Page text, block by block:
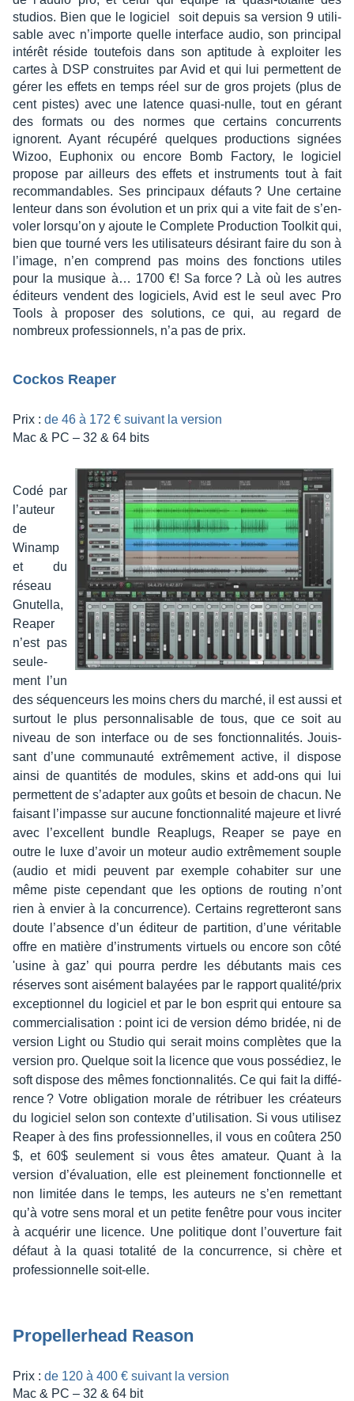
studios. Bien que le logi­ciel soit depuis sa version 9 utili­
sable avec n’im­porte quelle inter­face audio, son prin­ci­pal
inté­rêt réside toute­fois dans son apti­tude à exploi­ter les
cartes à DSP construites par Avid et qui lui permettent de
gérer les effets en temps réel sur de gros projets (plus de
cent pistes) avec une latence quasi-nulle, tout en gérant
des formats ou des normes que certains concur­rents
ignorent. Ayant récu­péré quelques produc­tions signées
Wizoo, Eupho­nix ou encore Bomb Factory, le logi­ciel
propose par ailleurs des effets et instru­ments tout à fait
recom­man­dables. Ses prin­ci­paux défauts ? Une certaine
lenteur dans son évolu­tion et un prix qui a vite fait de s’en­
vo­ler lorsqu’on y ajoute le Complete Produc­tion Tool­kit qui,
bien que tourné vers les utili­sa­teurs dési­rant faire du son à
l’image, n’en comprend pas moins des fonc­tions utiles
pour la musique à… 1700 €! Sa force ? Là où les autres
éditeurs vendent des logi­ciels, Avid est le seul avec Pro
Tools à propo­ser des solu­tions, ce qui, au regard de
nombreux profes­sion­nels, n’a pas de prix.
Cockos Reaper
Prix : de 46 à 172 € suivant la version
Mac & PC – 32 & 64 bits
Codé par
l’au­teur
de
Winamp
et du
réseau
Gnutella,
Reaper
n’est pas
seule­
ment l’un
des séquen­ceurs les moins chers du marché, il est aussi et
surtout le plus person­na­li­sable de tous, que ce soit au
niveau de son inter­face ou de ses fonc­tion­na­li­tés. Jouis­
sant d’une commu­nauté extrê­me­ment active, il dispose
ainsi de quan­ti­tés de modules, skins et add-ons qui lui
permettent de s’adap­ter aux goûts et besoin de chacun. Ne
faisant l’im­passe sur aucune fonc­tion­na­lité majeure et livré
avec l’ex­cellent bundle Reaplugs, Reaper se paye en
outre le luxe d’avoir un moteur audio extrê­me­ment souple
(audio et midi peuvent par exemple coha­bi­ter sur une
même piste cepen­dant que les options de routing n’ont
rien à envier à la concur­rence). Certains regret­te­ront sans
doute l’ab­sence d’un éditeur de parti­tion, d’une véri­table
offre en matière d’ins­tru­ments virtuels ou encore son côté
'usine à gaz’ qui pourra perdre les débu­tants mais ces
réserves sont aisé­ment balayées par le rapport qualité/prix
excep­tion­nel du logi­ciel et par le bon esprit qui entoure sa
commer­cia­li­sa­tion : point ici de version démo bridée, ni de
version Light ou Studio qui serait moins complètes que la
version pro. Quelque soit la licence que vous possé­diez, le
soft dispose des mêmes fonc­tion­na­li­tés. Ce qui fait la diffé­
rence ? Votre obli­ga­tion morale de rétri­buer les créa­teurs
du logi­ciel selon son contexte d’uti­li­sa­tion. Si vous utili­sez
Reaper à des fins profes­sion­nelles, il vous en coûtera 250
$, et 60$ seule­ment si vous êtes amateur. Quant à la
version d’éva­lua­tion, elle est plei­ne­ment fonc­tion­nelle et
non limi­tée dans le temps, les auteurs ne s’en remet­tant
qu’à votre sens moral et un petite fenêtre pour vous inci­ter
à acqué­rir une licence. Une poli­tique dont l’ou­ver­ture fait
défaut à la quasi tota­lité de la concur­rence, si chère et
profes­sion­nelle soit-elle.
Propel­le­rhead Reason
Prix : de 120 à 400 € suivant la version
Mac & PC – 32 & 64 bit